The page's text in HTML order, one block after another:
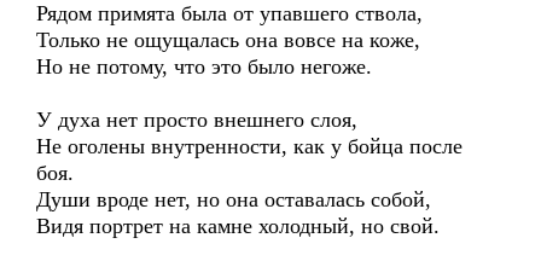
Рядом примята была от упавшего ствола,
Только не ощущалась она вовсе на коже,
Но не потому, что это было негоже.
У духа нет просто внешнего слоя,
Не оголены внутренности, как у бойца после
боя.
Души вроде нет, но она оставалась собой,
Видя портрет на камне холодный, но свой.